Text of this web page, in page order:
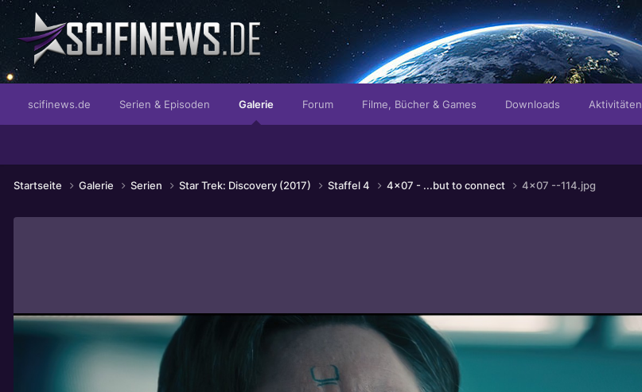
scifinews.de Serien & Episoden Galerie Forum Filme, Bücher & Games Downloads Aktivitäten
Startseite Galerie Serien Star Trek: Discovery (2017) Staffel 4 4x07 - ...but to connect 4x07 --114.jpg